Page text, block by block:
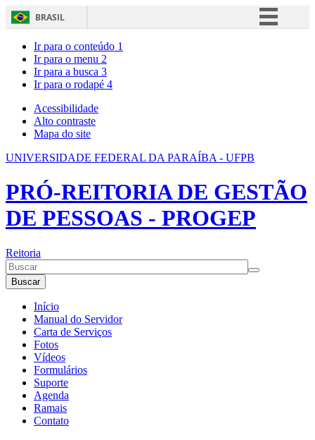
BRASIL
Canais
Ir para o conteúdo 1
Ir para o menu 2
Ir para a busca 3
Ir para o rodapé 4
Acessibilidade
Alto contraste
Mapa do site
UNIVERSIDADE FEDERAL DA PARAÍBA - UFPB
PRÓ-REITORIA DE GESTÃO
DE PESSOAS - PROGEP
Reitoria
Buscar
Início
Manual do Servidor
Carta de Serviços
Fotos
Vídeos
Formulários
Suporte
Agenda
Ramais
Contato